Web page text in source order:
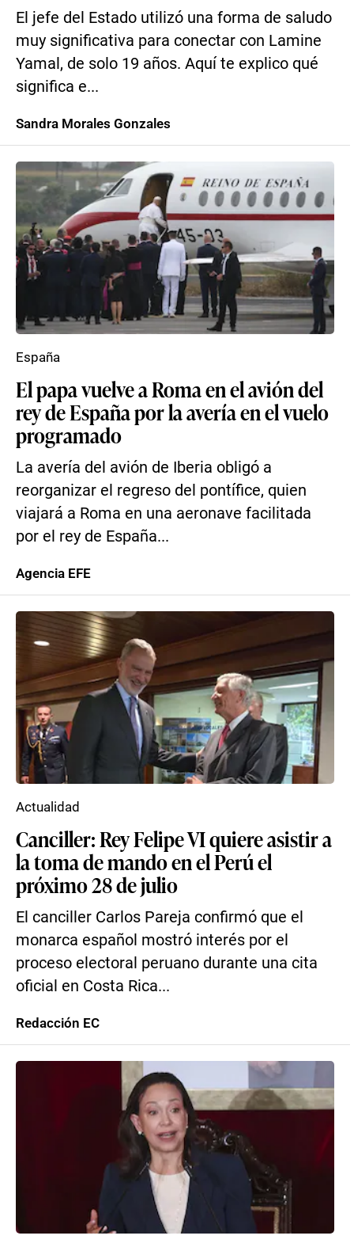
El jefe del Estado utilizó una forma de saludo
muy significativa para conectar con Lamine
Yamal, de solo 19 años. Aquí te explico qué
significa e...
Sandra Morales Gonzales
El papa vuelve a Roma en el avión del
rey de España por la avería en el vuelo
programado
La avería del avión de Iberia obligó a
reorganizar el regreso del pontífice, quien
viajará a Roma en una aeronave facilitada
por el rey de España...
España
Agencia EFE
Canciller: Rey Felipe VI quiere asistir a
la toma de mando en el Perú el
próximo 28 de julio
El canciller Carlos Pareja confirmó que el
monarca español mostró interés por el
proceso electoral peruano durante una cita
oficial en Costa Rica...
Actualidad
Redacción EC